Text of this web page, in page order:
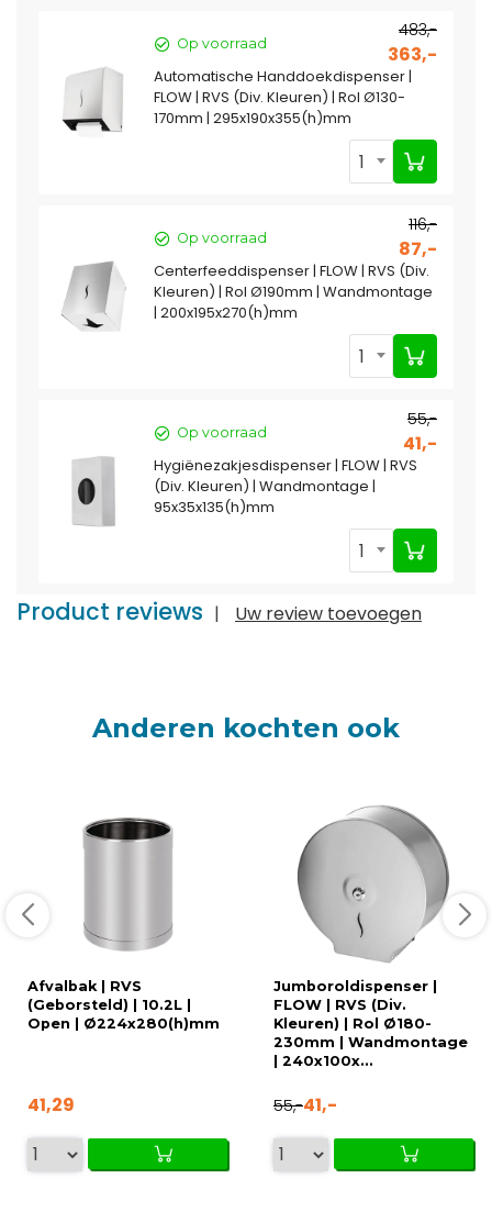
Op voorraad
483,-
363,-
Automatische Handdoekdispenser |
FLOW | RVS (Div. Kleuren) | Rol Ø130-
170mm | 295x190x355(h)mm
1
Op voorraad
116,-
87,-
Centerfeeddispenser | FLOW | RVS (Div.
Kleuren) | Rol Ø190mm | Wandmontage
| 200x195x270(h)mm
1
Op voorraad
55,-
41,-
Hygiënezakjesdispenser | FLOW | RVS
(Div. Kleuren) | Wandmontage |
95x35x135(h)mm
1
Product reviews | Uw review toevoegen
Anderen kochten ook
Afvalbak | RVS
(Geborsteld) | 10.2L |
Open | Ø224x280(h)mm
41,29
Jumboroldispenser |
FLOW | RVS (Div.
Kleuren) | Rol Ø180-
230mm | Wandmontage
| 240x100x...
55,-41,-